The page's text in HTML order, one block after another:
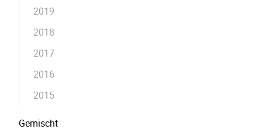
2019
2018
2017
2016
2015
Gemischt